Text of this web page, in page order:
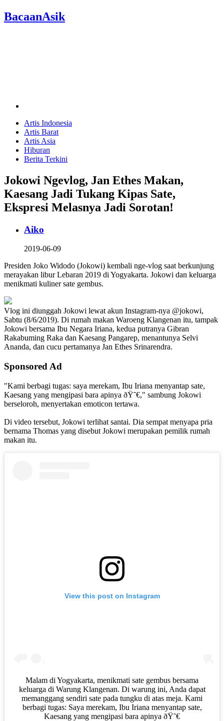
BacaanAsik
Artis Indonesia
Artis Barat
Artis Asia
Hiburan
Berita Terkini
Jokowi Ngevlog, Jan Ethes Makan,
Kaesang Jadi Tukang Kipas Sate,
Ekspresi Melasnya Jadi Sorotan!
Aiko
2019-06-09
Presiden Joko Widodo (Jokowi) kembali nge-vlog saat berkunjung
merayakan libur Lebaran 2019 di Yogyakarta. Jokowi dan keluarga
menikmati kuliner sate gembus.
Vlog ini diunggah Jokowi lewat akun Instagram-nya @jokowi,
Sabtu (8/6/2019). Di rumah makan Waroeng Klangenan itu, tampak
Jokowi bersama Ibu Negara Iriana, kedua putranya Gibran
Rakabuming Raka dan Kaesang Pangarep, menantunya Selvi
Ananda, dan cucu pertamanya Jan Ethes Srinarendra.
Sponsored Ad
"Kami berbagi tugas: saya merekam, Ibu Iriana menyantap sate,
Kaesang yang mengipasi bara apinya ðŸ˜€," sambung Jokowi
berseloroh, menyertakan emoticon tertawa.
Di video tersebut, Jokowi terlihat santai. Dia sempat menyapa pria
bernama Thomas yang disebut Jokowi merupakan pemilik rumah
makan itu.
View this post on Instagram
Malam di Yogyakarta, menikmati sate gembus bersama
keluarga di Warung Klangenan. Di warung ini, Anda dapat
memanggang sendiri sate pada tungku di atas meja. Kami
berbagi tugas: Saya merekam, Ibu Iriana menyantap sate,
Kaesang yang mengipasi bara apinya ðŸ˜€